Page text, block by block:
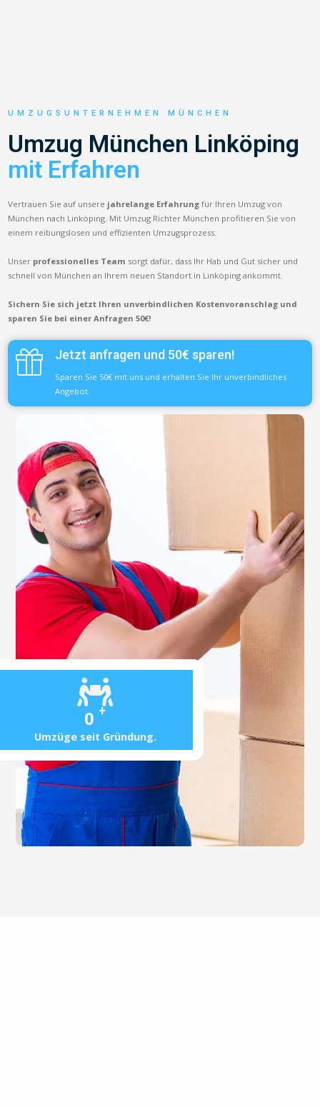
0 +
Umzüge seit Gründung.
UMZUGSUNTERNEHMEN MÜNCHEN
Umzug München Linköping
mit Erfahren
Vertrauen Sie auf unsere jahrelange Erfahrung für Ihren Umzug von
München nach Linköping. Mit Umzug Richter München profitieren Sie von
einem reibungslosen und effizienten Umzugsprozess.
Unser professionelles Team sorgt dafür, dass Ihr Hab und Gut sicher und
schnell von München an Ihrem neuen Standort in Linköping ankommt.
Sichern Sie sich jetzt Ihren unverbindlichen Kostenvoranschlag und
sparen Sie bei einer Anfragen 50€!
Jetzt anfragen und 50€ sparen!
Sparen Sie 50€ mit uns und erhalten Sie Ihr unverbindliches
Angebot.